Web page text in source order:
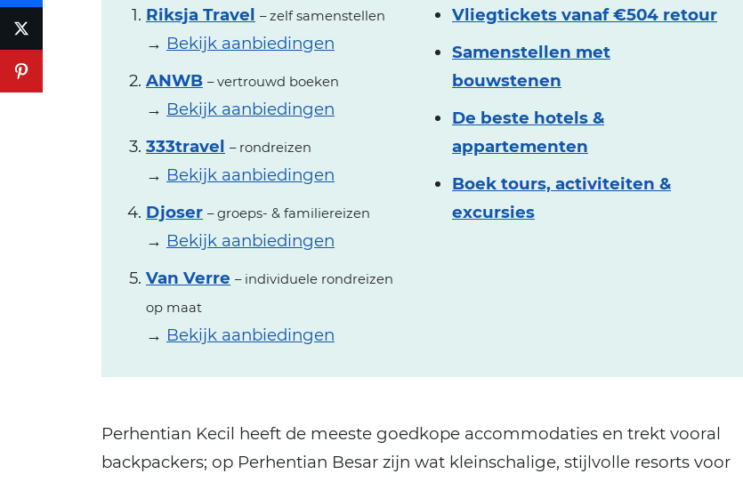
Riksja Travel – zelf samenstellen
→ Bekijk aanbiedingen
ANWB – vertrouwd boeken
→ Bekijk aanbiedingen
333travel – rondreizen
→ Bekijk aanbiedingen
Djoser – groeps- & familiereizen
→ Bekijk aanbiedingen
Van Verre – individuele rondreizen
op maat
→ Bekijk aanbiedingen
Vliegtickets vanaf €504 retour
Samenstellen met
bouwstenen
De beste hotels &
appartementen
Boek tours, activiteiten &
excursies
Perhentian Kecil heeft de meeste goedkope accommodaties en trekt vooral
backpackers; op Perhentian Besar zijn wat kleinschalige, stijlvolle resorts voor